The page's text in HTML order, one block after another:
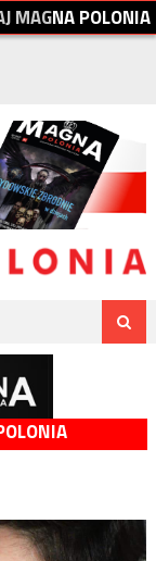
JMAGNAPOLONIA